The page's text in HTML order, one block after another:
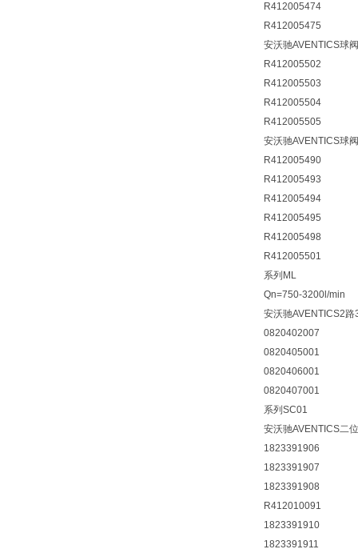
R412005474
R412005475
安沃驰AVENTICS球
R412005502
R412005503
R412005504
R412005505
安沃驰AVENTICS球
R412005490
R412005493
R412005494
R412005495
R412005498
R412005501
系列ML
Qn=750-3200l/min
安沃驰AVENTICS2
0820402007
0820405001
0820406001
0820407001
系列SC01
安沃驰AVENTICS二
1823391906
1823391907
1823391908
R412010091
1823391910
1823391911